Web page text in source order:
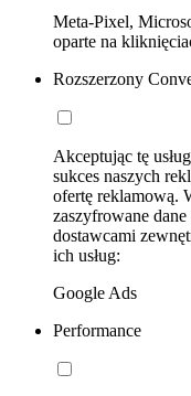
Meta-Pixel,
oparte na
Rozszerzony
Akceptując tę
sukces naszych
ofertę reklamową.
zaszyfrowane
dostawcami
ich usług:
Google Ads
Performance